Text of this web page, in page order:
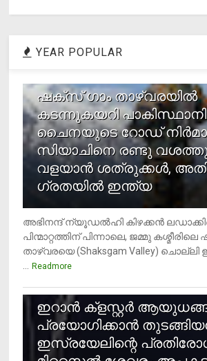
YEAR POPULAR
ഷക്സ് ​ഗാം താഴ്‌വരയിൽ
കടന്നുകയറി
ചൈനയുടെ റോഡ്
സിയാചിനെ രണ്ടു
വളയാൻ ശത്രുക്കൾ,
ഗ്രതയിൽ ഇന്ത്യ
അഭിനന്ദ് ന്യൂഡൽഹി കിഴക്കൻ
പിന്മാറ്റത്തിന് പിന്നാലെ, ജമ്മു
താഴ്‌വരയെ (Shaksgam Valley)
Readmore
ഇറാന്‍ ക്‌ളസ്റ്റര്‍
പ്രയോഗിക്കാന്‍
ഇസ്രയേലിന്റെ